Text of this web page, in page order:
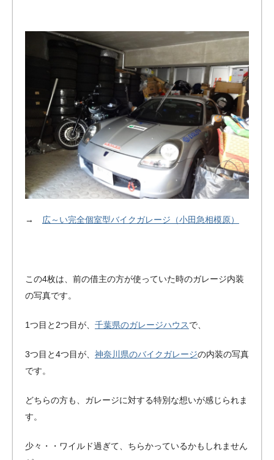
→ 広～い完全個室型バイクガレージ（小田急相模原）
この4枚は、前の借主の方が使っていた時のガレージ内装
の写真です。
1つ目と2つ目が、 千葉県のガレージハウスで、
3つ目と4つ目が、 神奈川県のバイクガレージの内装の写真
です。
どちらの方も、ガレージに対する特別な想いが感じられま
す。
少々・・ワイルド過ぎて、ちらかっているかもしれません